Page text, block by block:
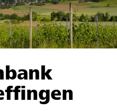
maintenant